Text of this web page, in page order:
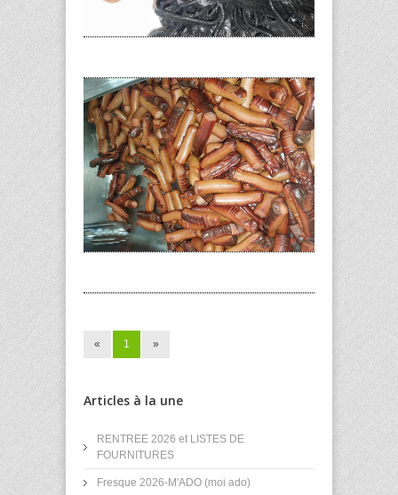
« 1 »
Articles à la une
RENTREE 2026 et LISTES DE
FOURNITURES
Fresque 2026-M'ADO (moi ado)